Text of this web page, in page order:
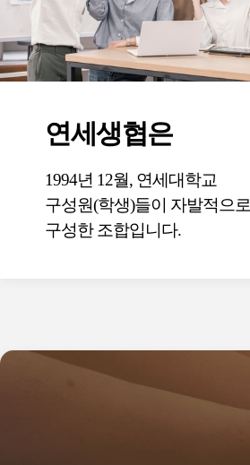
연세생협은
1994년 12월, 연세대학교
구성원(학생)들이 자발적으로
구성한 조합입니다.